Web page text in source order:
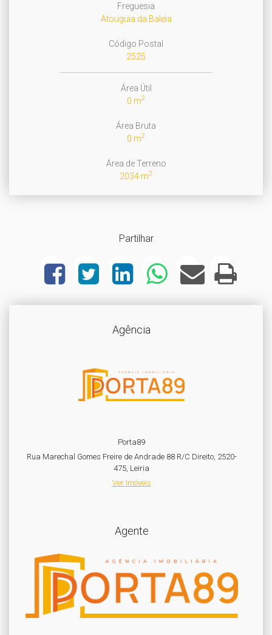
Freguesia
Atouguia da Baleia
Código Postal
2525
Área Útil
0 m2
Área Bruta
0 m2
Área de Terreno
2034 m2
Partilhar
Agência
Porta89
Rua Marechal Gomes Freire de Andrade 88 R/C Direito, 2520-
475, Leiria
Ver Imóveis
Agente